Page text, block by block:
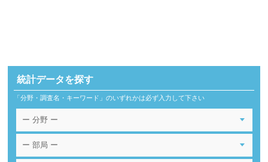
統計データを探す
「分野・調査名・キーワード」のいずれかは必ず入力して下さい